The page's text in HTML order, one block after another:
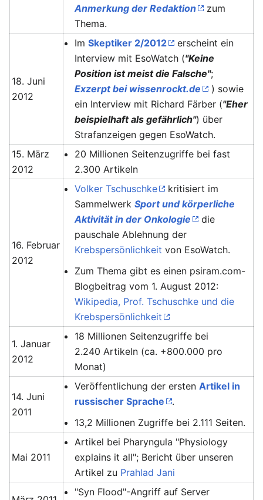
Anmerkung der Redaktion
zum
Thema.
18. Juni
2012
ImSkeptiker 2/2012
erscheint ein
Interview mit EsoWatch ("Keine
Position ist meist die Falsche";
Exzerpt bei wissenrockt.de
) sowie
ein Interview mit Richard Färber ("Eher
beispielhaft als gefährlich") über
Strafanzeigen gegen EsoWatch.
15. März
2012
20 Millionen Seitenzugriffe bei fast
2.300 Artikeln
16. Februar
2012
Volker Tschuschke
kritisiert im
SammelwerkSport und körperliche
Aktivität in der Onkologie
die
pauschale Ablehnung der
Krebspersönlichkeit von EsoWatch.
Zum Thema gibt es einen psiram.com-
Blogbeitrag vom 1. August 2012:
Wikipedia, Prof. Tschuschke und die
Krebspersönlichkeit
1. Januar
2012
18 Millionen Seitenzugriffe bei
2.240 Artikeln (ca. +800.000 pro
Monat)
14. Juni
2011
Veröffentlichung der erstenArtikel in
russischer Sprache
.
13,2 Millionen Zugriffe bei 2.111 Seiten.
Mai 2011
Artikel bei Pharyngula "Physiology
explains it all"; Bericht über unseren
Artikel zu Prahlad Jani
"Syn Flood"-Angriff auf Server